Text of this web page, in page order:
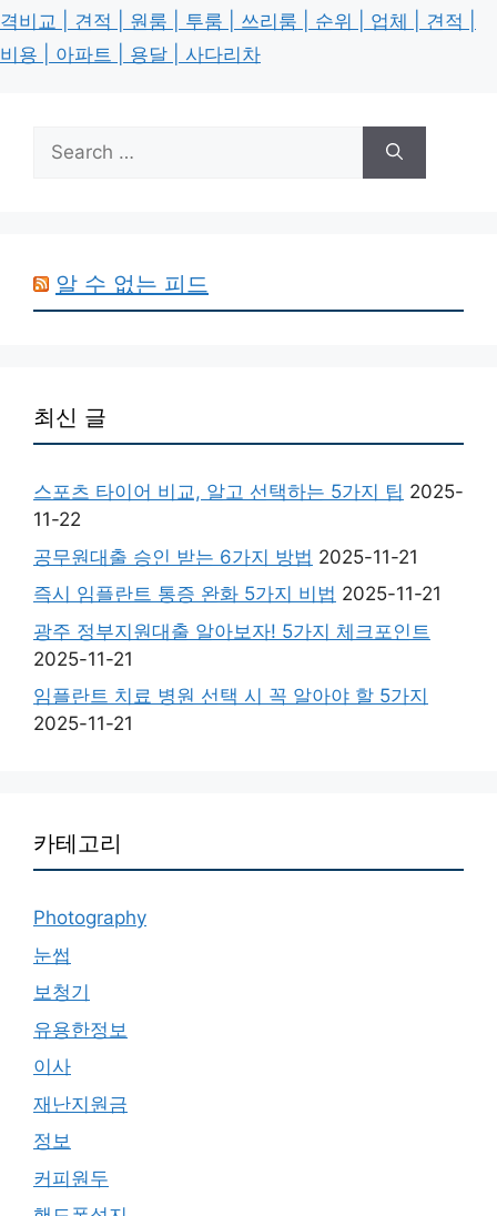
격비교 | 견적 | 원룸 | 투룸 | 쓰리룸 | 순위 | 업체 | 견적 |
비용 | 아파트 | 용달 | 사다리차
Search
for:
알 수 없는 피드
최신 글
스포츠 타이어 비교, 알고 선택하는 5가지 팁 2025-
11-22
공무원대출 승인 받는 6가지 방법 2025-11-21
즉시 임플란트 통증 완화 5가지 비법 2025-11-21
광주 정부지원대출 알아보자! 5가지 체크포인트
2025-11-21
임플란트 치료 병원 선택 시 꼭 알아야 할 5가지
2025-11-21
카테고리
Photography
눈썹
보청기
유용한정보
이사
재난지원금
정보
커피원두